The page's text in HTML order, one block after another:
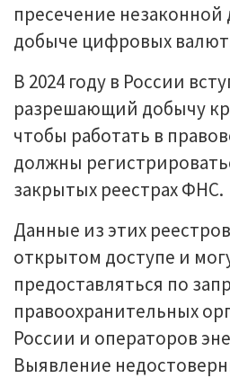
пресечение
добыче цифровых
В 2024 году в России
разрешающий добычу
чтобы работать в
должны
закрытых реестрах ФНС.
Данные из этих
открытом доступе и
предоставляться по
правоохранительных
России и операторов
Выявление